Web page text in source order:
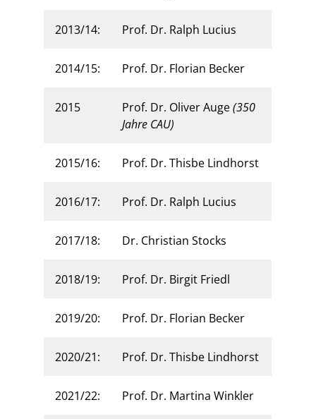
2013/14: Prof. Dr. Ralph Lucius
2014/15: Prof. Dr. Florian Becker
2015 Prof. Dr. Oliver Auge(350
Jahre CAU)
2015/16: Prof. Dr. Thisbe Lindhorst
2016/17: Prof. Dr. Ralph Lucius
2017/18: Dr. Christian Stocks
2018/19: Prof. Dr. Birgit Friedl
2019/20: Prof. Dr. Florian Becker
2020/21: Prof. Dr. Thisbe Lindhorst
2021/22: Prof. Dr. Martina Winkler